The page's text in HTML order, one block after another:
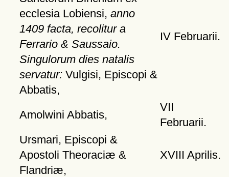
ecclesia Lobiensi, anno
1409 facta, recolitur a
Ferrario & Saussaio.
Singulorum dies natalis
servatur:Vulgisi, Episcopi &
Abbatis,
IV Februarii.
Amolwini Abbatis,
VII
Februarii.
Ursmari, Episcopi &
Apostoli Theoraciæ &
Flandriæ,
XVIII Aprilis.